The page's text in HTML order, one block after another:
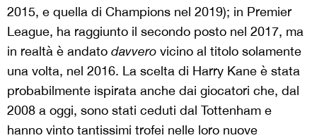
2015, e quella di Champions nel 2019); in Premier
League, ha raggiunto il secondo posto nel 2017, ma
in realtà è andato davvero vicino al titolo solamente
una volta, nel 2016. La scelta di Harry Kane è stata
probabilmente ispirata anche dai giocatori che, dal
2008 a oggi, sono stati ceduti dal Tottenham e
hanno vinto tantissimi trofei nelle loro nuove